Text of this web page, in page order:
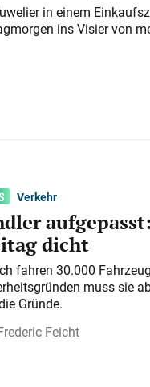
in einem
ins Visier von
Verkehr
dicht
fahren 30.000
muss sie
Gründe.
Feicht